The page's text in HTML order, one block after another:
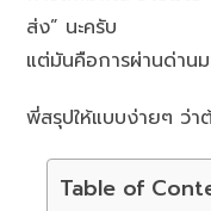
ส่ง” นะครับ
แต่มันคือการผ่านด่าน
พี่สรุปให้แบบง่ายๆ ว่า
Table of